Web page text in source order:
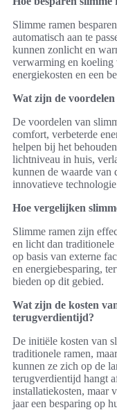
Slimme ramen
automatisch aan te
kunnen zonlicht en
verwarming en
energiekosten en een
Wat zijn de
De voordelen van
comfort, verbeterde
helpen bij het
lichtniveau in huis,
kunnen de waarde van
innovatieve
Hoe vergelijken
Slimme ramen zijn
en licht dan traditionele
op basis van externe
en energiebesparing,
bieden op dit gebied.
Wat zijn de kosten
terugverdientijd?
De initiële kosten van
traditionele ramen,
kunnen ze zich op de
terugverdientijd hangt
installatiekosten, maar
jaar een besparing op